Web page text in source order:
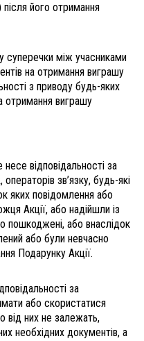
його отримання
суперечки між учасниками
на отримання виграшу
з приводу будь-яких
отримання виграшу
відповідальності за
зв’язку, будь-які
яких повідомлення або
Акції, або надійшли із
пошкоджені, або внаслідок
або були невчасно
Подарунку Акції.
за
або скористатися
від них не залежать,
необхідних документів, а